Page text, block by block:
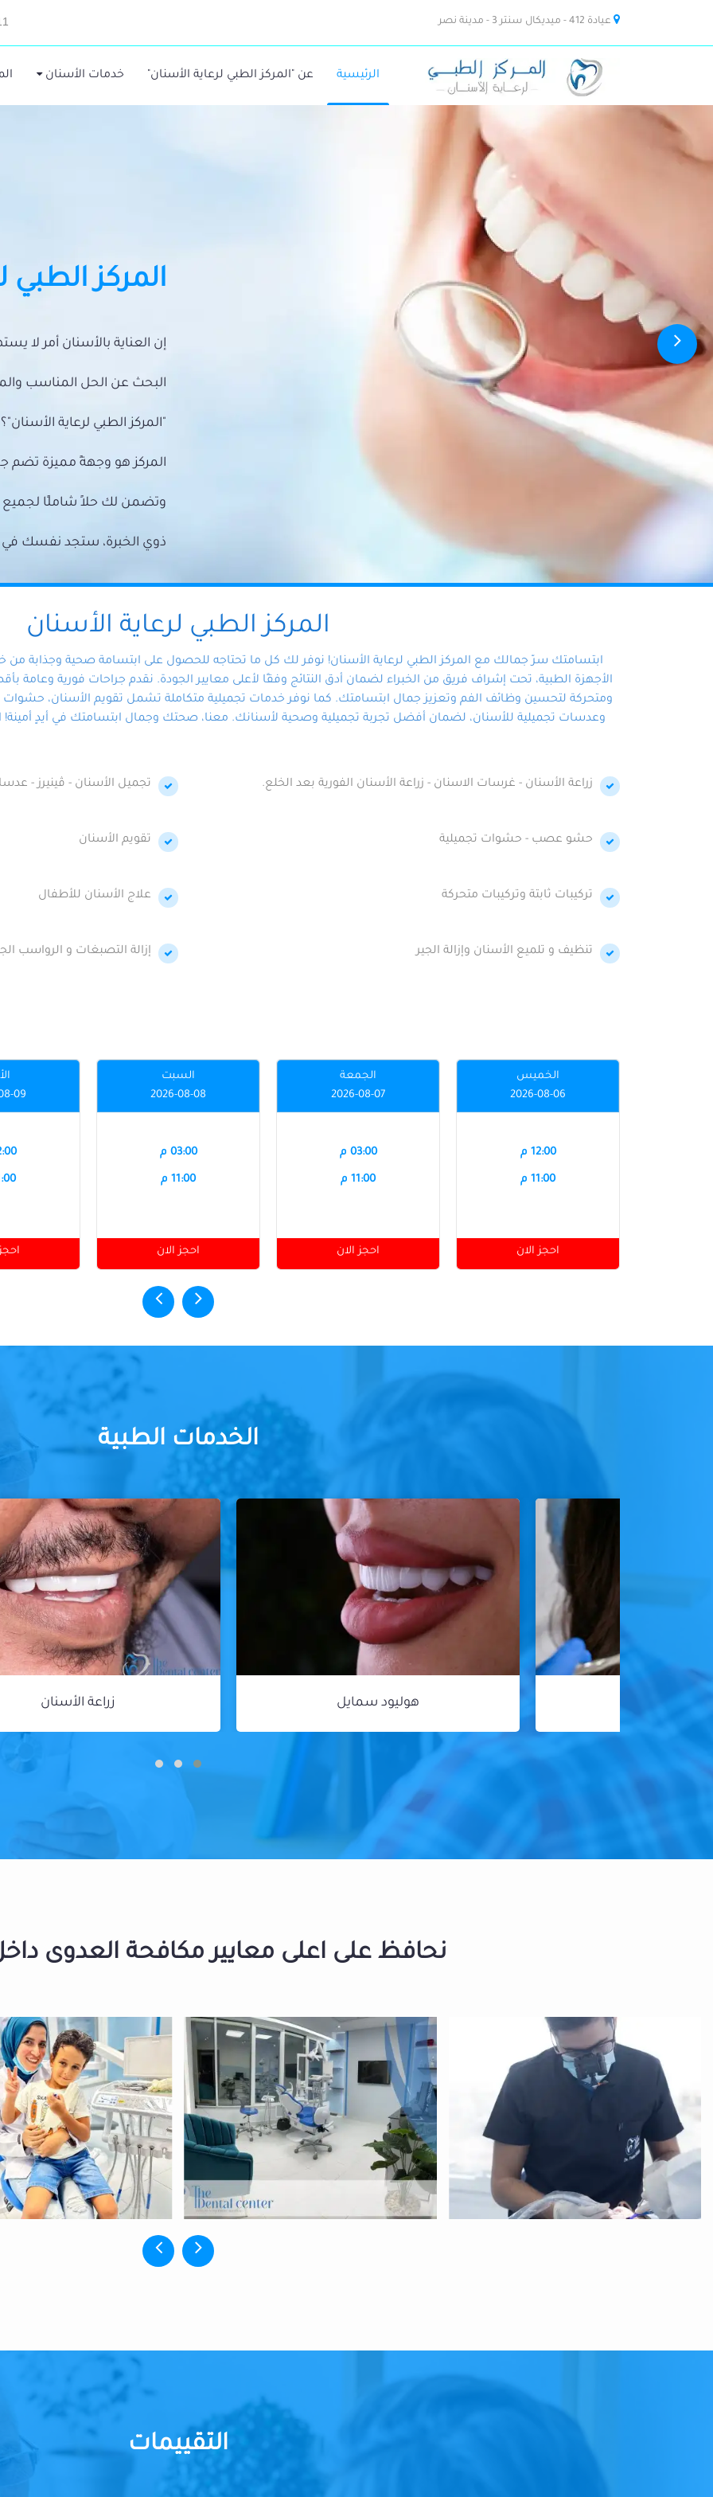
عيادة 412 - ميديكال سنتر 3 - مدينة نصر
الرئيسية عن "المركز الطبي لرعاية الأسنان" خدمات الأسنان
المركز الطبي
إن العناية بالأسنان أمر لا
البحث عن الحل المناسب
"المركز الطبي لرعاية الأسنان"؟
المركز هو وجهةً مميزة تضم
وتضمن لك حلاً شاملًا
ذوي الخبرة، ستجد نفسك في
المركز الطبي لرعاية الأسنان
ابتسامتك سرّ جمالك مع المركز الطبي لرعاية الأسنان! نوفر لك كل ما تحتاجه للحصول على ابتسامة صحية وجذابة
الأجهزة الطبية، تحت إشراف فريق من الخبراء لضمان أدق النتائج وفقًا لأعلى معايير الجودة. نقدم جراحات فورية وعامة
ومتحركة لتحسين وظائف الفم وتعزيز جمال ابتسامتك. كما نوفر خدمات تجميلية متكاملة تشمل تقويم الأسنان، حشوات
وعدسات تجميلية للأسنان، لضمان أفضل تجربة تجميلية وصحية لأسنانك. معنا، صحتك وجمال ابتسامتك في أيدٍ أمينة!
زراعة الأسنان - غرسات الاسنان - زراعة الأسنان الفورية بعد الخلع. تجميل الأسنان - ڤينيرز -
حشو عصب - حشوات تجميلية تقويم الأسنان
تركيبات ثابتة وتركيبات متحركة علاج الأسنان للأطفال
تنظيف و تلميع الأسنان وإزالة الجير إزالة التصبغات و الرواسب
الخميس
2026-08-06
12:00 م
11:00 م
احجز الان
الجمعة
2026-08-07
03:00 م
11:00 م
احجز الان
السبت
2026-08-08
03:00 م
11:00 م
احجز الان
09
الخدمات الطبية
نحافظ على اعلى معايير مكافحة العدوى
التقييمات